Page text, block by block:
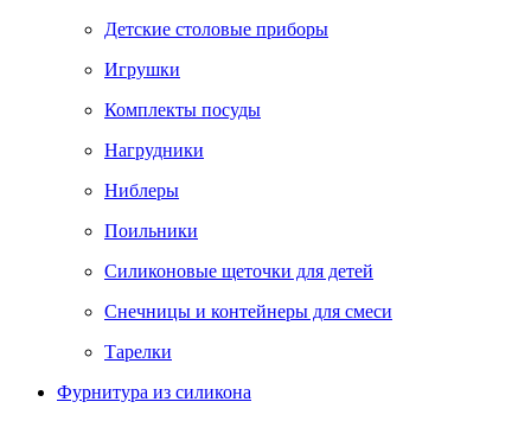
Детские столовые приборы
Игрушки
Комплекты посуды
Нагрудники
Ниблеры
Поильники
Силиконовые щеточки для детей
Снечницы и контейнеры для смеси
Тарелки
Фурнитура из силикона